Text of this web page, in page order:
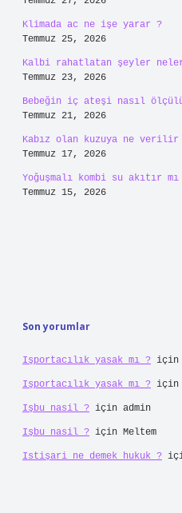
Klimada ac ne işe yarar ?
Temmuz 25, 2026
Kalbi rahatlatan şeyler
Temmuz 23, 2026
Bebeğin iç ateşi nasıl
Temmuz 21, 2026
Kabız olan kuzuya ne verilir
Temmuz 17, 2026
Yoğuşmalı kombi su akıtır
Temmuz 15, 2026
Son yorumlar
Işportacılık yasak mı ? için
Işportacılık yasak mı ? için
Işbu nasil ? için admin
Işbu nasil ? için Meltem
Istişari ne demek hukuk ?